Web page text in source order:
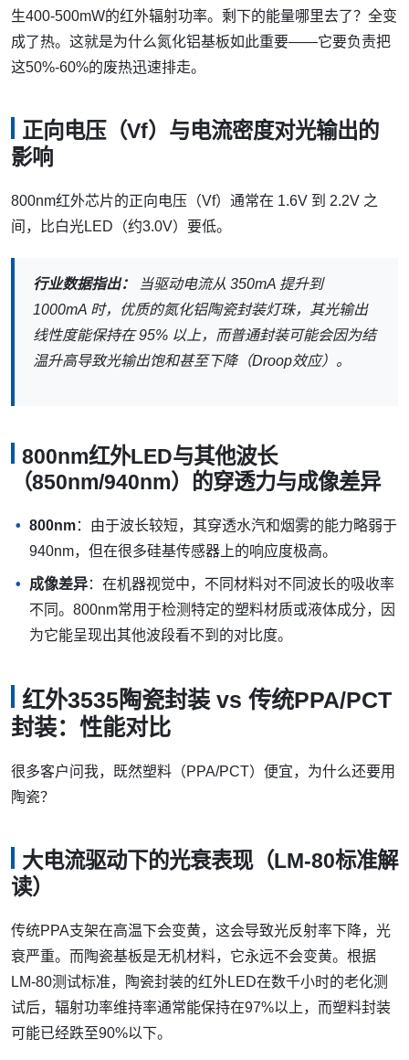
生400-500mW的红外辐射功率。剩下的能量哪里去了？全变
成了热。这就是为什么氮化铝基板如此重要——它要负责把
这50%-60%的废热迅速排走。
正向电压（Vf）与电流密度对光输出的
影响
800nm红外芯片的正向电压（Vf）通常在 1.6V 到 2.2V 之
间，比白光LED（约3.0V）要低。
行业数据指出：
当驱动电流从 350mA 提升到
1000mA 时，优质的氮化铝陶瓷封装灯珠，其光输出
线性度能保持在 95% 以上，而普通封装可能会因为结
温升高导致光输出饱和甚至下降（Droop效应）。
800nm红外LED与其他波长
（850nm/940nm）的穿透力与成像差异
800nm：由于波长较短，其穿透水汽和烟雾的能力略弱于
940nm，但在很多硅基传感器上的响应度极高。
成像差异：在机器视觉中，不同材料对不同波长的吸收率
不同。800nm常用于检测特定的塑料材质或液体成分，因
为它能呈现出其他波段看不到的对比度。
红外3535陶瓷封装 vs 传统PPA/PCT
封装：性能对比
很多客户问我，既然塑料（PPA/PCT）便宜，为什么还要用
陶瓷？
大电流驱动下的光衰表现（LM-80标准解
读）
传统PPA支架在高温下会变黄，这会导致光反射率下降，光
衰严重。而陶瓷基板是无机材料，它永远不会变黄。根据
LM-80测试标准，陶瓷封装的红外LED在数千小时的老化测
试后，辐射功率维持率通常能保持在97%以上，而塑料封装
可能已经跌至90%以下。